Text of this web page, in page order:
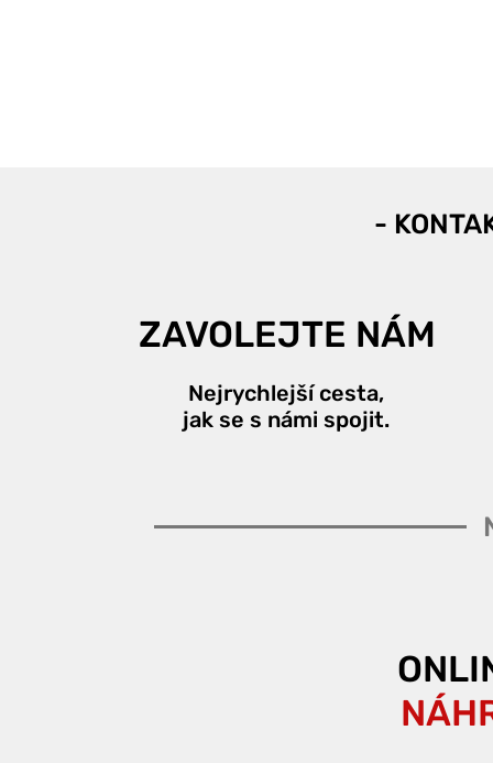
-
ZAVOLEJTE NÁM
Nejrychlejší cesta,
jak se s námi spojit.